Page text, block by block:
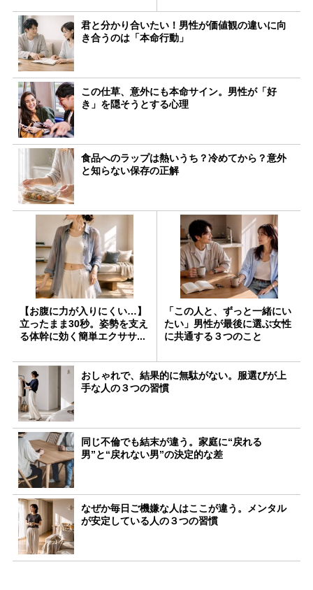
君と分かり合いたい！男性が価値観の違いに向
き合うのは「本命行動」
この仕草、意外にも本命サイン。男性が「好
き」を隠そうとする心理
食品へのラップは熱いうち？冷めてから？意外
と知らない保存の正解
【お腹に力が入りにくい…】
立ったまま30秒。姿勢を支え
る体幹に効く簡単エクササ...
「この人と、ずっと一緒にい
たい」男性が最後に選ぶ女性
に共通する３つのこと
おしゃれで、結果的に無駄がない。服選びが上
手な人の３つの習慣
同じ不倫でも結末が違う。家庭に“戻れる
男”と“戻れない男”の決定的な差
なぜか毎日ご機嫌な人はここが違う。メンタル
が安定している人の３つの習慣